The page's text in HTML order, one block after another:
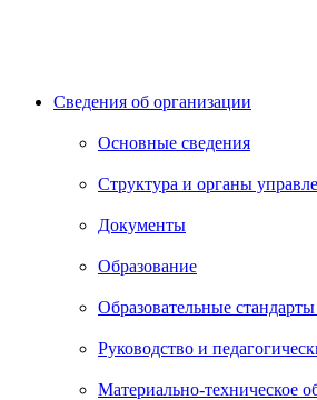
Сведения об организации
Основные сведения
Структура и органы
Документы
Образование
Образовательные
Руководство и
Материально-техническое